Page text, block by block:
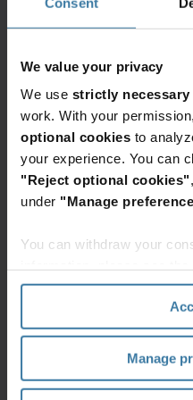
We value your privacy
We use strictly necessary
work. With your
optional cookies to
your experience. You can
"Reject optional cookies"
under "Manage
You can withdraw your
section" of ourPrivacy
Manage
vorhandene
aufbrechen. Sie
statische
Prozesse je nach
definieren.
Jederzeit und
ermöglichen:
können auf
(Enterprise
einziges
suchen, auf sie
durchsuchen.
elektronische
die